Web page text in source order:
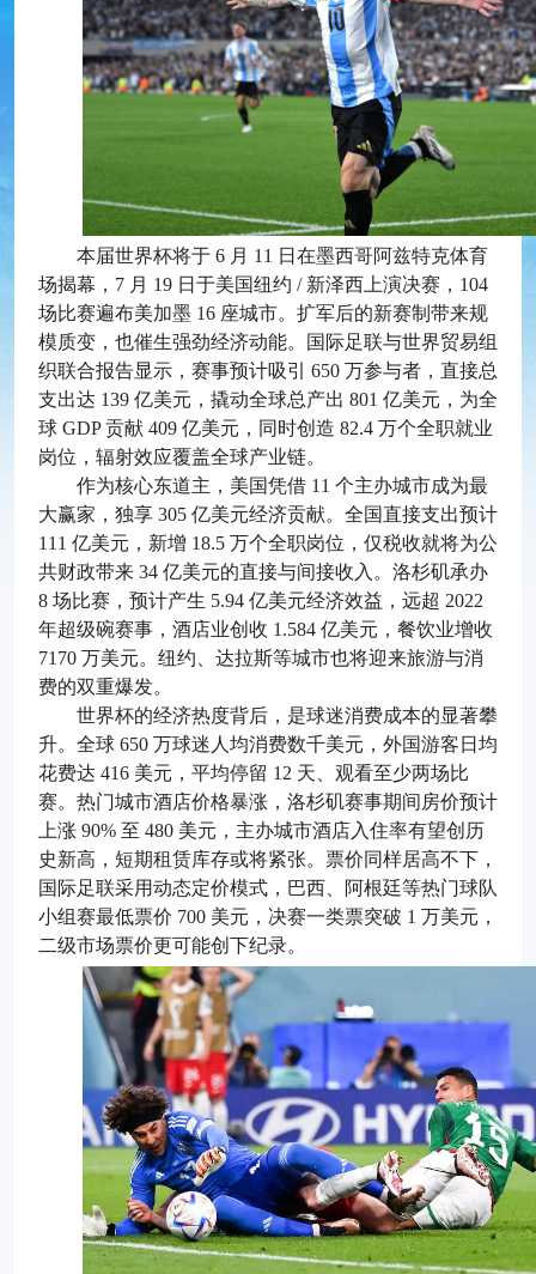
本届世界杯将于 6 月 11 日在墨西哥阿兹特克体育
场揭幕，7 月 19 日于美国纽约 / 新泽西上演决赛，104
场比赛遍布美加墨 16 座城市。扩军后的新赛制带来规
模质变，也催生强劲经济动能。国际足联与世界贸易组
织联合报告显示，赛事预计吸引 650 万参与者，直接总
支出达 139 亿美元，撬动全球总产出 801 亿美元，为全
球 GDP 贡献 409 亿美元，同时创造 82.4 万个全职就业
岗位，辐射效应覆盖全球产业链。
作为核心东道主，美国凭借 11 个主办城市成为最
大赢家，独享 305 亿美元经济贡献。全国直接支出预计
111 亿美元，新增 18.5 万个全职岗位，仅税收就将为公
共财政带来 34 亿美元的直接与间接收入。洛杉矶承办
8 场比赛，预计产生 5.94 亿美元经济效益，远超 2022
年超级碗赛事，酒店业创收 1.584 亿美元，餐饮业增收
7170 万美元。纽约、达拉斯等城市也将迎来旅游与消
费的双重爆发。
世界杯的经济热度背后，是球迷消费成本的显著攀
升。全球 650 万球迷人均消费数千美元，外国游客日均
花费达 416 美元，平均停留 12 天、观看至少两场比
赛。热门城市酒店价格暴涨，洛杉矶赛事期间房价预计
上涨 90% 至 480 美元，主办城市酒店入住率有望创历
史新高，短期租赁库存或将紧张。票价同样居高不下，
国际足联采用动态定价模式，巴西、阿根廷等热门球队
小组赛最低票价 700 美元，决赛一类票突破 1 万美元，
二级市场票价更可能创下纪录。